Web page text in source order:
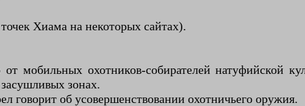
Хиама на некоторых сайтах).
мобильных охотников-собирателей натуфийской
зонах.
говорит об усовершенствовании охотничьего оружия.